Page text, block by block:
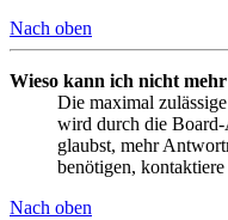
Nach oben
Wieso kann ich nicht
Die maximal
wird durch die
glaubst, mehr
benötigen,
Nach oben